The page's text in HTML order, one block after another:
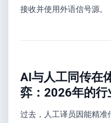
接收并使用外语信号源。
AI与人工同传在
弈：2026年的行
过去，人工译员因能精